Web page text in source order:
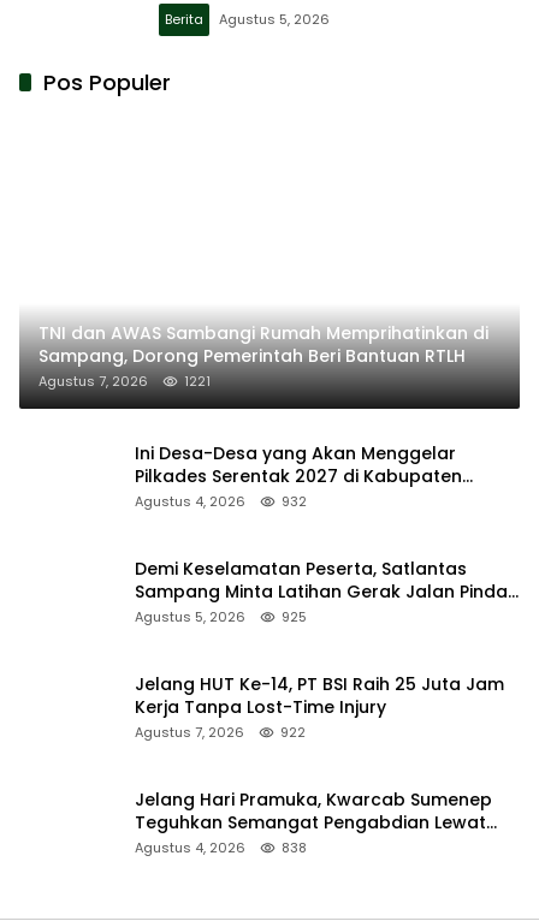
Berita Agustus 5, 2026
Pos Populer
TNI dan AWAS Sambangi Rumah Memprihatinkan di
Sampang, Dorong Pemerintah Beri Bantuan RTLH
Agustus 7, 2026 1221
Ini Desa-Desa yang Akan Menggelar
Pilkades Serentak 2027 di Kabupaten
Sumenep
Agustus 4, 2026 932
Demi Keselamatan Peserta, Satlantas
Sampang Minta Latihan Gerak Jalan Pindah
ke Lokasi Aman
Agustus 5, 2026 925
Jelang HUT Ke-14, PT BSI Raih 25 Juta Jam
Kerja Tanpa Lost-Time Injury
Agustus 7, 2026 922
Jelang Hari Pramuka, Kwarcab Sumenep
Teguhkan Semangat Pengabdian Lewat
Ziarah Pahlawan
Agustus 4, 2026 838